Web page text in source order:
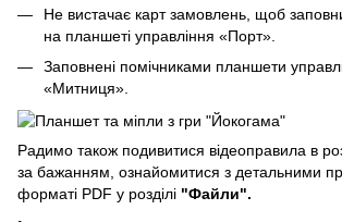
Не вистачає карт замовлень, щоб
на планшеті управління «Порт».
Заповнені помічниками планшети
«Митниця».
Радимо також подивитися відеоправила в
за бажанням, ознайомитися з детальними
форматі PDF у розділі "Файли".